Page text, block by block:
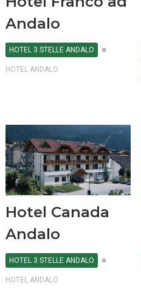
Andalo
HOTEL 3 STELLE ANDALO
HOTEL ANDALO
Hotel Canada
Andalo
HOTEL 3 STELLE ANDALO
HOTEL ANDALO